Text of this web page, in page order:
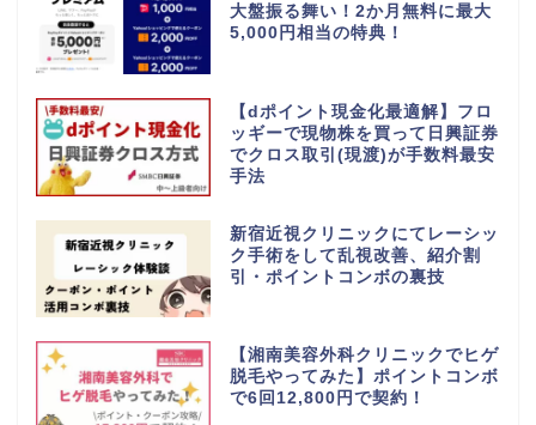
大盤振る舞い！2か月無料に最大
5,000円相当の特典！
【dポイント現金化最適解】フロ
ッギーで現物株を買って日興証券
でクロス取引(現渡)が手数料最安
手法
新宿近視クリニックにてレーシッ
ク手術をして乱視改善、紹介割
引・ポイントコンボの裏技
【湘南美容外科クリニックでヒゲ
脱毛やってみた】ポイントコンボ
で6回12,800円で契約！